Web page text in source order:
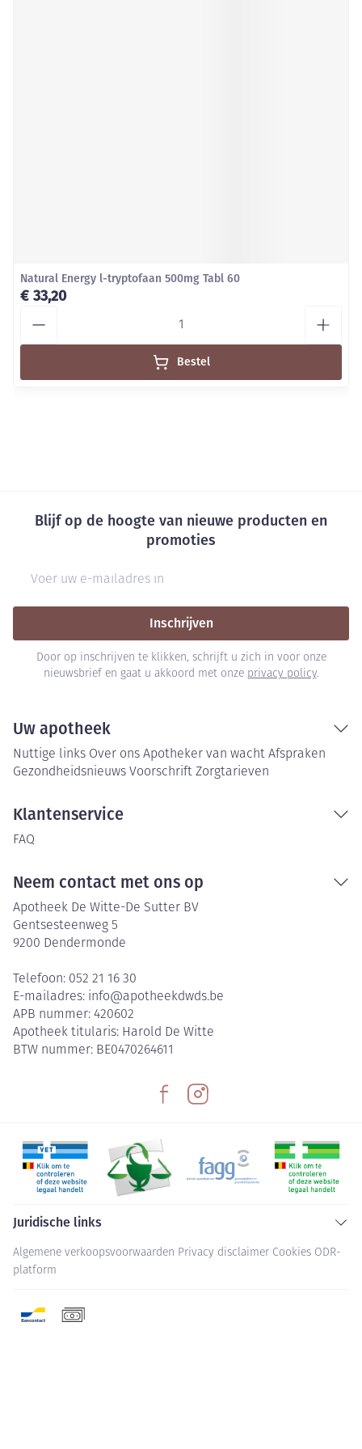
Natural Energy l-tryptofaan 500mg Tabl 60
€ 33,20
Bestel
Blijf op de hoogte van nieuwe producten en
promoties
Inschrijven
Door op inschrijven te klikken, schrijft u zich in voor onze
nieuwsbrief en gaat u akkoord met onze privacy policy.
Uw apotheek
Nuttige links Over ons Apotheker van wacht Afspraken
Gezondheidsnieuws Voorschrift Zorgtarieven
Klantenservice
FAQ
Neem contact met ons op
Apotheek De Witte-De Sutter BV
Gentsesteenweg 5
9200 Dendermonde
Telefoon: 052 21 16 30
E-mailadres: info@apotheekdwds.be
APB nummer: 420602
Apotheek titularis: Harold De Witte
BTW nummer: BE0470264611
Juridische links
Algemene verkoopsvoorwaarden Privacy disclaimer Cookies ODR-
platform